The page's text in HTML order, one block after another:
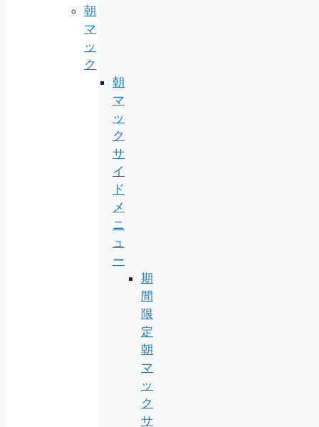
朝
マ
ッ
ク
朝
マ
ッ
ク
サ
イ
ド
メ
ニ
ュ
ー
期
間
限
定
朝
マ
ッ
ク
サ